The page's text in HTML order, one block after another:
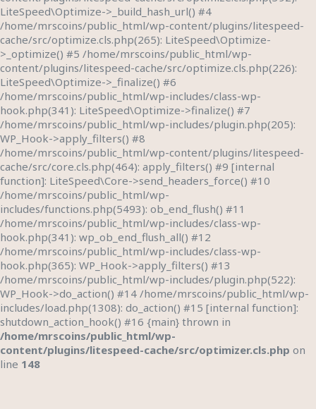
LiteSpeed\Optimize->_build_hash_url() #4
/home/mrscoins/public_html/wp-content/plugins/litespeed-
cache/src/optimize.cls.php(265): LiteSpeed\Optimize-
>_optimize() #5 /home/mrscoins/public_html/wp-
content/plugins/litespeed-cache/src/optimize.cls.php(226):
LiteSpeed\Optimize->_finalize() #6
/home/mrscoins/public_html/wp-includes/class-wp-
hook.php(341): LiteSpeed\Optimize->finalize() #7
/home/mrscoins/public_html/wp-includes/plugin.php(205):
WP_Hook->apply_filters() #8
/home/mrscoins/public_html/wp-content/plugins/litespeed-
cache/src/core.cls.php(464): apply_filters() #9 [internal
function]: LiteSpeed\Core->send_headers_force() #10
/home/mrscoins/public_html/wp-
includes/functions.php(5493): ob_end_flush() #11
/home/mrscoins/public_html/wp-includes/class-wp-
hook.php(341): wp_ob_end_flush_all() #12
/home/mrscoins/public_html/wp-includes/class-wp-
hook.php(365): WP_Hook->apply_filters() #13
/home/mrscoins/public_html/wp-includes/plugin.php(522):
WP_Hook->do_action() #14 /home/mrscoins/public_html/wp-
includes/load.php(1308): do_action() #15 [internal function]:
shutdown_action_hook() #16 {main} thrown in
/home/mrscoins/public_html/wp-
content/plugins/litespeed-cache/src/optimizer.cls.php on
line 148